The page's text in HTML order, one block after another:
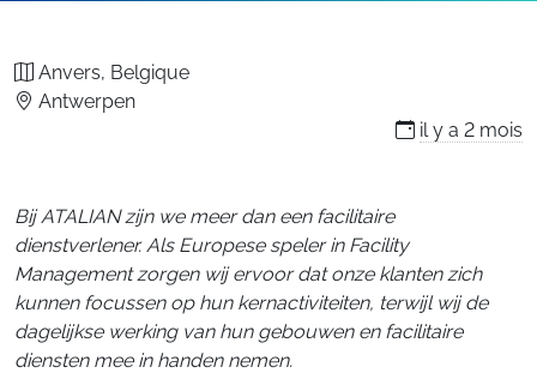
Anvers, Belgique
Antwerpen
il y a 2 mois
Bij ATALIAN zijn we meer dan een facilitaire
dienstverlener. Als Europese speler in Facility
Management zorgen wij ervoor dat onze klanten zich
kunnen focussen op hun kernactiviteiten, terwijl wij de
dagelijkse werking van hun gebouwen en facilitaire
diensten mee in handen nemen.